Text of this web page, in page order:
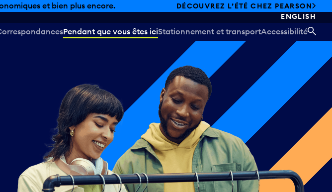
et bien plus encore.
DÉCOUVREZ L’ÉTÉ CHEZ PEARSON
ENGLISH
Pendant que vous êtes iciStationnement et transportAccessibilité